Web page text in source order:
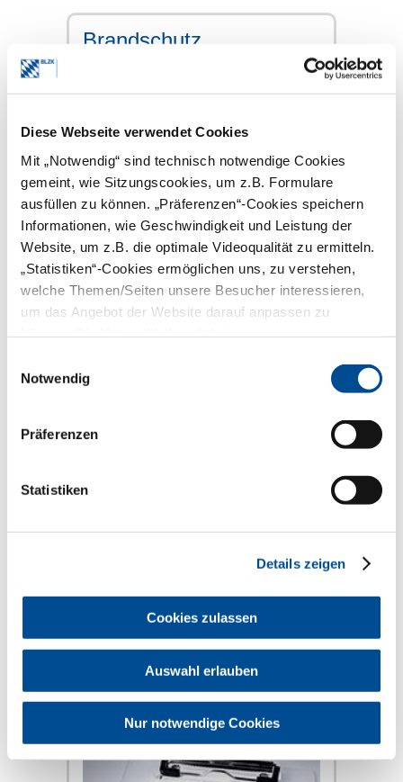
Diese Webseite verwendet Cookies
Mit „Notwendig“ sind technisch notwendige Cookies
gemeint, wie Sitzungscookies, um z.B. Formulare
ausfüllen zu können. „Präferenzen“-Cookies speichern
Informationen, wie Geschwindigkeit und Leistung der
Website, um z.B. die optimale Videoqualität zu ermitteln.
„Statistiken“-Cookies ermöglichen uns, zu verstehen,
welche Themen/Seiten unsere Besucher interessieren,
um das Angebot der Website darauf anpassen zu
Notwendig
Präferenzen
Statistiken
Details zeigen
Cookies zulassen
Auswahl erlauben
Nur notwendige Cookies
Brandschutz
Infos zu einem Alarmplan sowie zum
Brand- und Explosionsschutz aus dem
QM Online der BLZK, zur Schulung als
Branschutzhelfer inklusive FAQ-Liste und
einer Broschüre der Genossenschaft
mehr
EDV und IT
Datenschutz, sichere Anbindung und
der Einrichtung einer EDV und IT in der
Zahnarztpraxis.
mehr
Installationen